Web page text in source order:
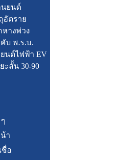
นยนต์
อัตราย
างพ่วง
บ พ.ร.บ.
นต์ไฟฟ้า EV
สั้น 30-90
า
ชื่อ